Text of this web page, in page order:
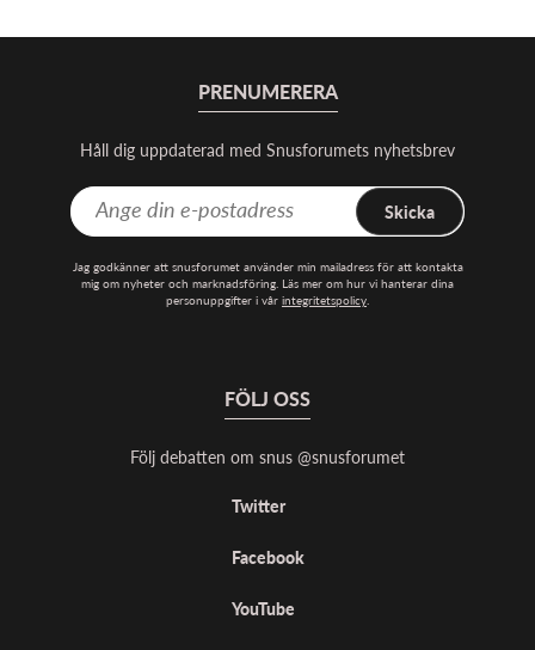
PRENUMERERA
Håll dig uppdaterad med Snusforumets nyhetsbrev
Skicka
Jag godkänner att snusforumet använder min mailadress för att kontakta
mig om nyheter och marknadsföring. Läs mer om hur vi hanterar dina
personuppgifter i vår integritetspolicy.
FÖLJ OSS
Följ debatten om snus @snusforumet
Twitter
Facebook
YouTube